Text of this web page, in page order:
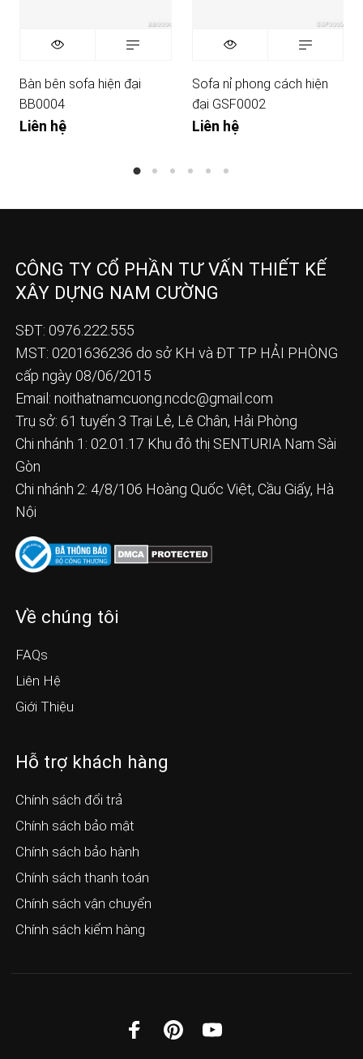
Bàn bên sofa hiện đại
BB0004
Liên hệ
Sofa nỉ phong cách hiện
đại GSF0002
Liên hệ
CÔNG TY CỔ PHẦN TƯ VẤN THIẾT KẾ
XÂY DỰNG NAM CƯỜNG
SĐT: 0976.222.555
MST: 0201636236 do sở KH và ĐT TP HẢI PHÒNG
cấp ngày 08/06/2015
Email: noithatnamcuong.ncdc@gmail.com
Trụ sở: 61 tuyến 3 Trại Lẻ, Lê Chân, Hải Phòng
Chi nhánh 1: 02.01.17 Khu đô thị SENTURIA Nam Sài
Gòn
Chi nhánh 2: 4/8/106 Hoàng Quốc Việt, Cầu Giấy, Hà
Nội
Về chúng tôi
FAQs
Liên Hệ
Giới Thiệu
Hỗ trợ khách hàng
Chính sách đổi trả
Chính sách bảo mật
Chính sách bảo hành
Chính sách thanh toán
Chính sách vận chuyển
Chính sách kiểm hàng